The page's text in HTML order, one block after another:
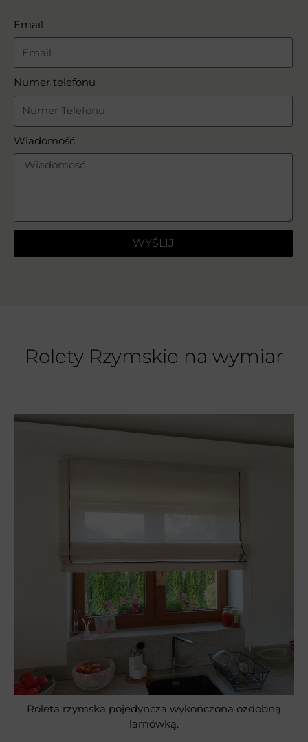
Email
Numer telefonu
Wiadomość
WYŚLIJ
Rolety Rzymskie na wymiar
Roleta rzymska pojedyncza wykończona ozdobną
lamówką.